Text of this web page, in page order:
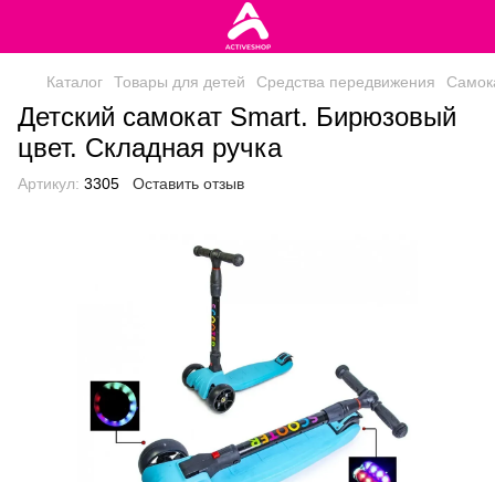
Каталог Товары для детей Средства передвижения
Детский самокат Smart. Бирюзовый
цвет. Складная ручка
Артикул: 3305 Оставить отзыв